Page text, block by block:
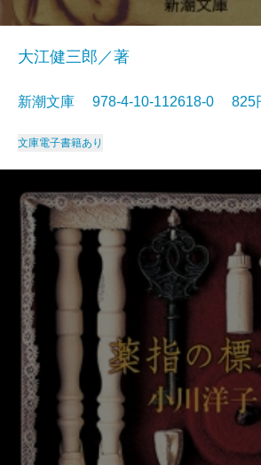
大江健三郎／著
新潮文庫 978-4-10-112618-0
文庫電子書籍あり